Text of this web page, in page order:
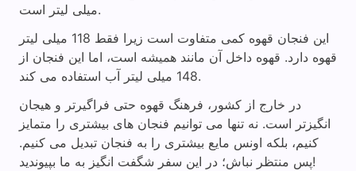
میلی لیتر است.
این فنجان قهوه کمی متفاوت است زیرا فقط 118 میلی لیتر
قهوه دارد. قهوه داخل آن مانند همیشه است، اما این فنجان از
148 میلی لیتر آب استفاده می کند.
در خارج از کشور، فرهنگ قهوه حتی فراگیرتر و هیجان
انگیزتر است. نه تنها می توانیم فنجان های بیشتری را متمایز
کنیم، بلکه اونس مایع بیشتری را به فنجان تبدیل می کنیم.
پس منتظر نباش؛ در این سفر شگفت انگیز به ما بپیوندید!